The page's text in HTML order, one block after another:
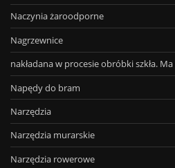
Naczynia żaroodporne
Nagrzewnice
nakładana w procesie obróbki szkła.
Napędy do bram
Narzędzia
Narzędzia murarskie
Narzędzia rowerowe